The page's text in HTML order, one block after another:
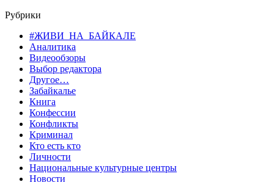
Рубрики
#ЖИВИ_НА_БАЙКАЛЕ
Аналитика
Видеообзоры
Выбор редактора
Другое…
Забайкалье
Книга
Конфессии
Конфликты
Криминал
Кто есть кто
Личности
Национальные культурные центры
Новости